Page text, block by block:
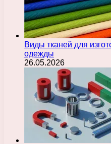
Виды тканей для
одежды
26.05.2026